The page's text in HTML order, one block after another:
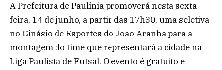
A Prefeitura de Paulínia promoverá nesta sexta-
feira, 14 de junho, a partir das 17h30, uma seletiva
no Ginásio de Esportes do João Aranha para a
montagem do time que representará a cidade na
Liga Paulista de Futsal. O evento é gratuito e